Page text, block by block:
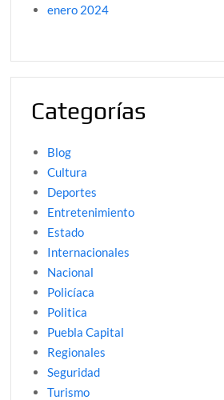
enero 2024
Categorías
Blog
Cultura
Deportes
Entretenimiento
Estado
Internacionales
Nacional
Policíaca
Politica
Puebla Capital
Regionales
Seguridad
Turismo